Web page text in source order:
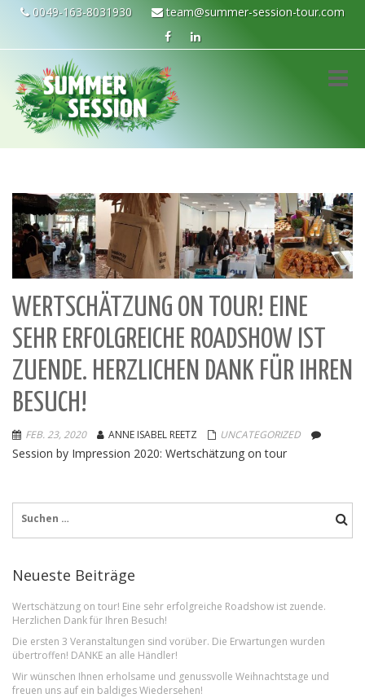
0049-163-8031930 team@summer-session-tour.com
Toggle
WERTSCHÄTZUNG ON TOUR! EINE
SEHR ERFOLGREICHE ROADSHOW IST
ZUENDE. HERZLICHEN DANK FÜR IHREN
BESUCH!
FEB. 23, 2020 ANNE ISABEL REETZ UNCATEGORIZED
Session by Impression 2020: Wertschätzung on tour
nach:
Neueste Beiträge
Wertschätzung on tour! Eine sehr erfolgreiche Roadshow ist zuende.
Herzlichen Dank für Ihren Besuch!
Die ersten 3 Veranstaltungen sind vorüber. Die Erwartungen wurden
übertroffen! DANKE an alle Händler!
Wir wünschen Ihnen erholsame und genussvolle Weihnachtstage und
freuen uns auf ein baldiges Wiedersehen!